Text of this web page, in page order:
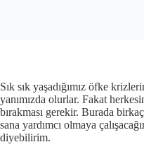
Sık sık yaşadığımız öfke
yanımızda olurlar. Fakat
bırakması gerekir. Burada
sana yardımcı olmaya
diyebilirim.